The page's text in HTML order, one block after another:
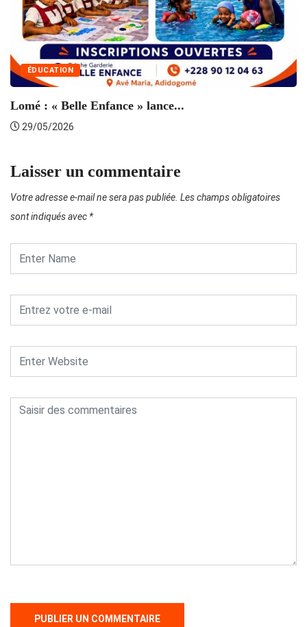
ÉDUCATION
Lomé : « Belle Enfance » lance...
29/05/2026
Laisser un commentaire
Votre adresse e-mail ne sera pas publiée. Les champs obligatoires
sont indiqués avec *